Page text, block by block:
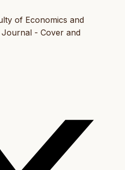
of Economics and
Journal - Cover and